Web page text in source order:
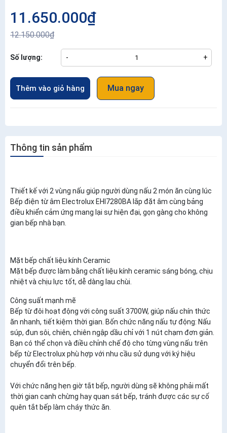
11.650.000₫
12.150.000₫
Số lượng: - +
Thêm vào giỏ hàng Mua ngay
Thông tin sản phẩm
Thiết kế với 2 vùng nấu giúp người dùng nấu 2 món ăn cùng lúc
Bếp điện từ âm Electrolux EHI7280BA lắp đặt âm cùng bảng
điều khiển cảm ứng mang lại sự hiện đại, gọn gàng cho không
gian bếp nhà bạn.
Mặt bếp chất liệu kính Ceramic
Mặt bếp được làm bằng chất liệu kính ceramic sáng bóng, chịu
nhiệt và chịu lực tốt, dễ dàng lau chùi.
Công suất mạnh mẽ
Bếp từ đôi hoạt động với công suất 3700W, giúp nấu chín thức
ăn nhanh, tiết kiệm thời gian. Bốn chức năng nấu tự động: Nấu
súp, đun sôi, chiên, chiên ngập dầu chỉ với 1 nút chạm đơn giản.
Bạn có thể chọn và điều chỉnh chế độ cho từng vùng nấu trên
bếp từ Electrolux phù hợp với nhu cầu sử dụng với ký hiệu
chuyển đổi trên bếp.
Với chức năng hẹn giờ tắt bếp, người dùng sẽ không phải mất
thời gian canh chừng hay quan sát bếp, tránh được các sự cố
quên tắt bếp làm cháy thức ăn.